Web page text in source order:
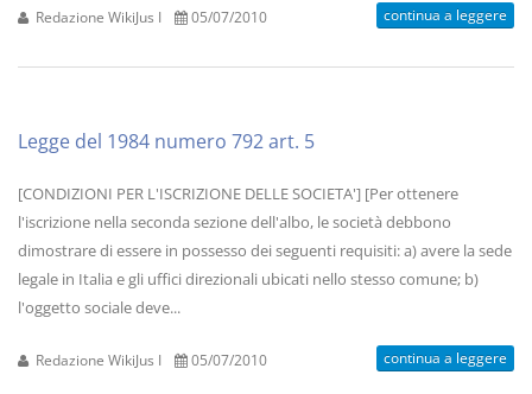
Redazione WikiJus I 05/07/2010 continua a leggere
Legge del 1984 numero 792 art. 5
[CONDIZIONI PER L'ISCRIZIONE DELLE SOCIETA'] [Per ottenere
l'iscrizione nella seconda sezione dell'albo, le società debbono
dimostrare di essere in possesso dei seguenti requisiti: a) avere la sede
legale in Italia e gli uffici direzionali ubicati nello stesso comune; b)
l'oggetto sociale deve...
Redazione WikiJus I 05/07/2010 continua a leggere